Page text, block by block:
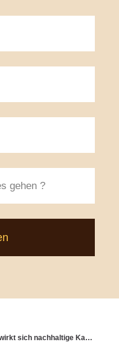
Wie wirkt sich nachhaltige Kapitalanlage auf die Performance aus?